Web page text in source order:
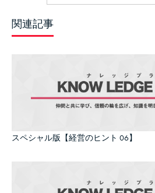
関連記事
スペシャル版【経営のヒント 06】